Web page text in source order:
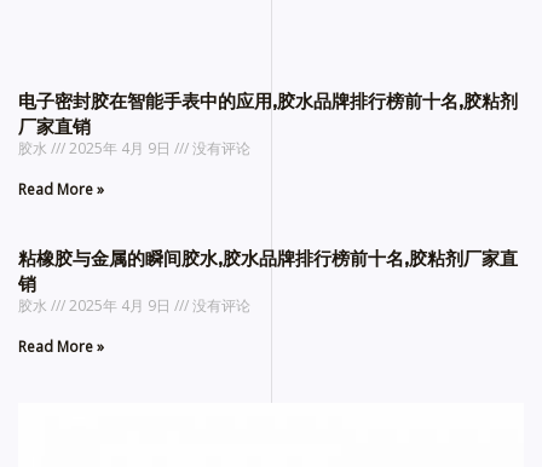
电子密封胶在智能手表中的应用,胶水品牌排行榜前十名,胶粘剂
厂家直销
胶水 2025年 4月 9日
没有评论
Read More »
粘橡胶与金属的瞬间胶水,胶水品牌排行榜前十名,胶粘剂厂家直
销
胶水 2025年 4月 9日
没有评论
Read More »